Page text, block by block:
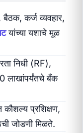
कर्ज व्यवहार,
यांच्या यशाचे मूळ
निधी (RF),
लाखांपर्यंतचे बँक
प्रशिक्षण,
जोडणी मिळते.